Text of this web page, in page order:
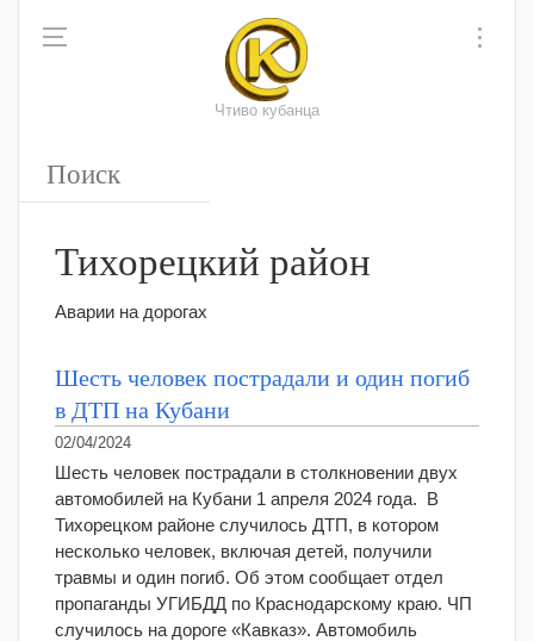
Чтиво кубанца
Тихорецкий район
Аварии на дорогах
Шесть человек пострадали и один погиб
в ДТП на Кубани
02/04/2024
Шесть человек пострадали в столкновении двух
автомобилей на Кубани 1 апреля 2024 года. В
Тихорецком районе случилось ДТП, в котором
несколько человек, включая детей, получили
травмы и один погиб. Об этом сообщает отдел
пропаганды УГИБДД по Краснодарскому краю. ЧП
случилось на дороге «Кавказ». Автомобиль